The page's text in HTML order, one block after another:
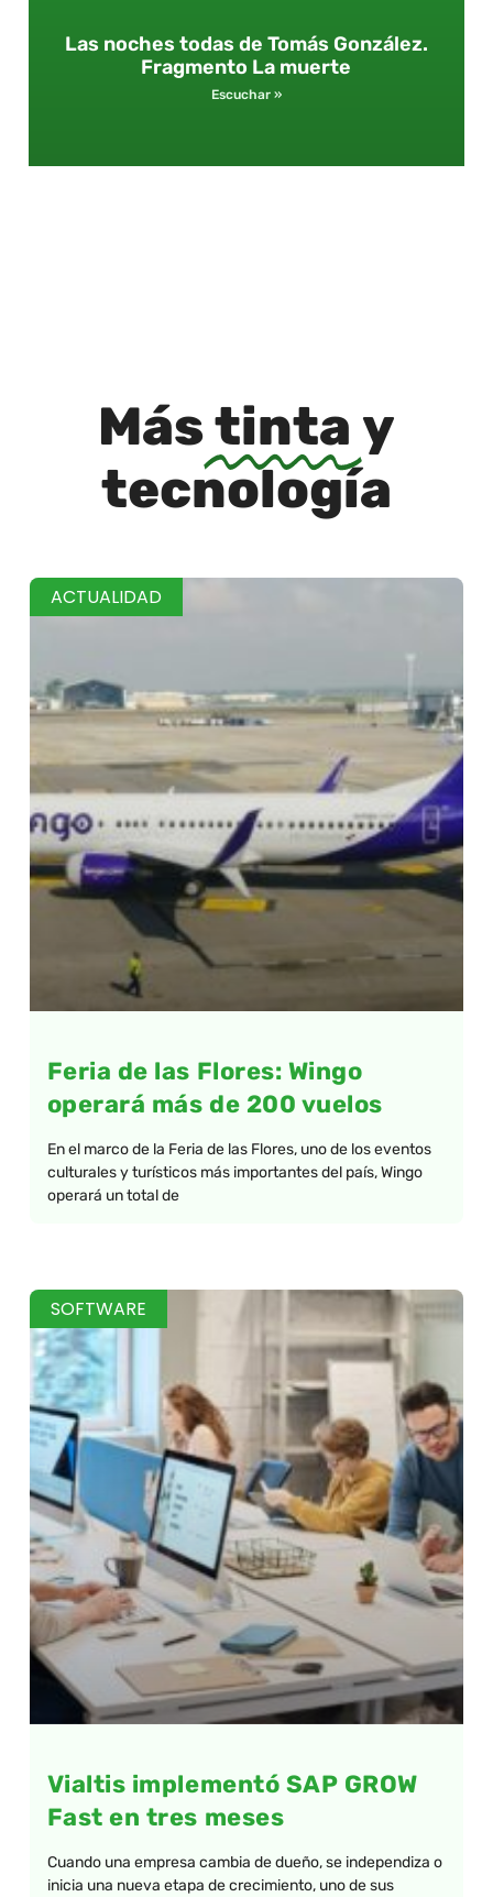
Las noches todas de Tomás González.
Fragmento La muerte
Escuchar »
Mástinta y
tecnología
ACTUALIDAD
Feria de las Flores: Wingo
operará más de 200 vuelos
En el marco de la Feria de las Flores, uno de los eventos
culturales y turísticos más importantes del país, Wingo
operará un total de
SOFTWARE
Vialtis implementó SAP GROW
Fast en tres meses
Cuando una empresa cambia de dueño, se independiza o
inicia una nueva etapa de crecimiento, uno de sus